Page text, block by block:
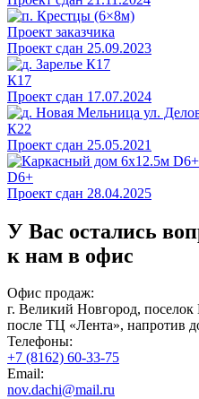
Проект заказчика
Проект сдан 25.09.2023
К17
Проект сдан 17.07.2024
К22
Проект сдан 25.05.2021
D6+
Проект сдан 28.04.2025
У Вас остались
к нам в офис
Офис продаж:
г. Великий Новгород, поселок
после ТЦ «Лента», напротив
Телефоны:
+7 (8162) 60-33-75
Email:
nov.dachi@mail.ru